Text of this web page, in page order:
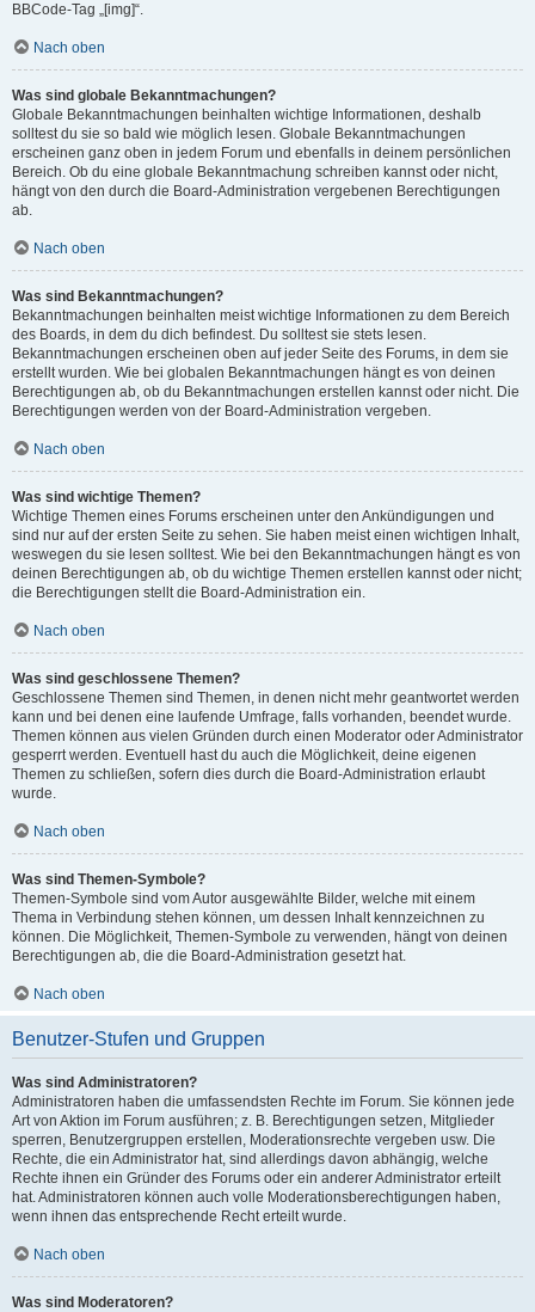
BBCode-Tag „[img]“.
Nach oben
Was sind globale Bekanntmachungen?
Globale Bekanntmachungen beinhalten wichtige Informationen, deshalb
solltest du sie so bald wie möglich lesen. Globale Bekanntmachungen
erscheinen ganz oben in jedem Forum und ebenfalls in deinem persönlichen
Bereich. Ob du eine globale Bekanntmachung schreiben kannst oder nicht,
hängt von den durch die Board-Administration vergebenen Berechtigungen
ab.
Nach oben
Was sind Bekanntmachungen?
Bekanntmachungen beinhalten meist wichtige Informationen zu dem Bereich
des Boards, in dem du dich befindest. Du solltest sie stets lesen.
Bekanntmachungen erscheinen oben auf jeder Seite des Forums, in dem sie
erstellt wurden. Wie bei globalen Bekanntmachungen hängt es von deinen
Berechtigungen ab, ob du Bekanntmachungen erstellen kannst oder nicht. Die
Berechtigungen werden von der Board-Administration vergeben.
Nach oben
Was sind wichtige Themen?
Wichtige Themen eines Forums erscheinen unter den Ankündigungen und
sind nur auf der ersten Seite zu sehen. Sie haben meist einen wichtigen Inhalt,
weswegen du sie lesen solltest. Wie bei den Bekanntmachungen hängt es von
deinen Berechtigungen ab, ob du wichtige Themen erstellen kannst oder nicht;
die Berechtigungen stellt die Board-Administration ein.
Nach oben
Was sind geschlossene Themen?
Geschlossene Themen sind Themen, in denen nicht mehr geantwortet werden
kann und bei denen eine laufende Umfrage, falls vorhanden, beendet wurde.
Themen können aus vielen Gründen durch einen Moderator oder Administrator
gesperrt werden. Eventuell hast du auch die Möglichkeit, deine eigenen
Themen zu schließen, sofern dies durch die Board-Administration erlaubt
wurde.
Nach oben
Was sind Themen-Symbole?
Themen-Symbole sind vom Autor ausgewählte Bilder, welche mit einem
Thema in Verbindung stehen können, um dessen Inhalt kennzeichnen zu
können. Die Möglichkeit, Themen-Symbole zu verwenden, hängt von deinen
Berechtigungen ab, die die Board-Administration gesetzt hat.
Nach oben
Benutzer-Stufen und Gruppen
Was sind Administratoren?
Administratoren haben die umfassendsten Rechte im Forum. Sie können jede
Art von Aktion im Forum ausführen; z. B. Berechtigungen setzen, Mitglieder
sperren, Benutzergruppen erstellen, Moderationsrechte vergeben usw. Die
Rechte, die ein Administrator hat, sind allerdings davon abhängig, welche
Rechte ihnen ein Gründer des Forums oder ein anderer Administrator erteilt
hat. Administratoren können auch volle Moderationsberechtigungen haben,
wenn ihnen das entsprechende Recht erteilt wurde.
Nach oben
Was sind Moderatoren?